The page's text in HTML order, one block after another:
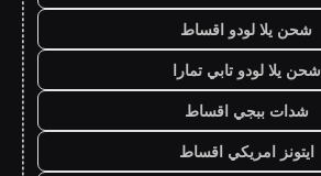
شحن يلا لودو اقساط
شحن يلا لودو تابي تمارا
شدات ببجي اقساط
ايتونز امريكي اقساط